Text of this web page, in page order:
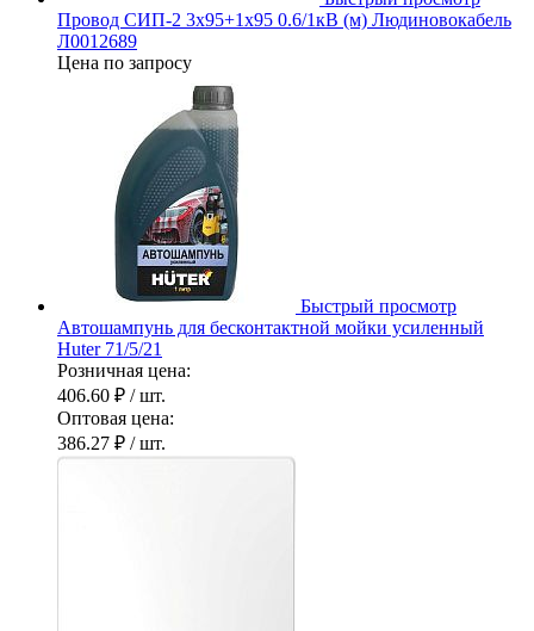
Провод СИП-2 3х95+1х95 0.6/1кВ (м) Людиновокабель
Л0012689
Цена по запросу
Быстрый просмотр
Автошампунь для бесконтактной мойки усиленный
Huter 71/5/21
Розничная цена:
406.60 ₽ / шт.
Оптовая цена:
386.27 ₽ / шт.